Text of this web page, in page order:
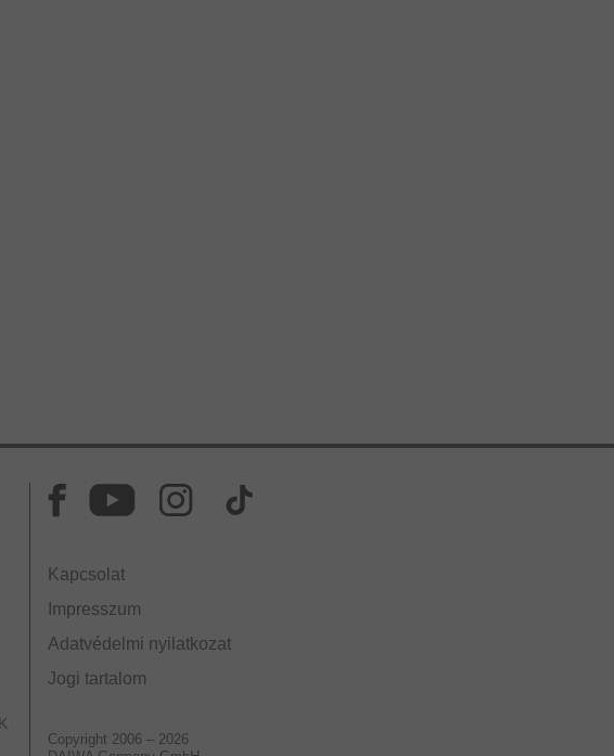
Kapcsolat
Impresszum
Adatvédelmi nyilatkozat
Jogi tartalom
Copyright 2006 – 2026